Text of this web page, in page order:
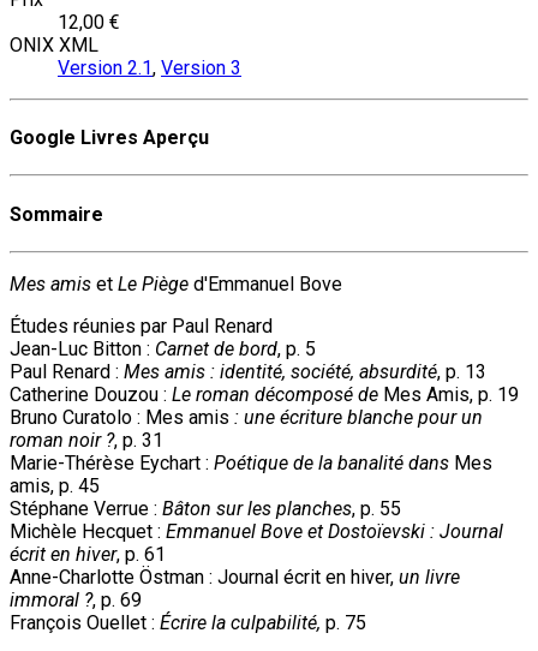
12,00 €
ONIX XML
Version 2.1, Version 3
Google Livres Aperçu
Sommaire
Mes amis et Le Piège d'Emmanuel Bove
Études réunies par Paul Renard
Jean-Luc Bitton : Carnet de bord, p. 5
Paul Renard : Mes amis : identité, société, absurdité, p. 13
Catherine Douzou : Le roman décomposé de Mes Amis, p. 19
Bruno Curatolo : Mes amis : une écriture blanche pour un
roman noir ?, p. 31
Marie-Thérèse Eychart : Poétique de la banalité dans Mes
amis, p. 45
Stéphane Verrue : Bâton sur les planches, p. 55
Michèle Hecquet : Emmanuel Bove et Dostoïevski : Journal
écrit en hiver, p. 61
Anne-Charlotte Östman : Journal écrit en hiver, un livre
immoral ?, p. 69
François Ouellet : Écrire la culpabilité, p. 75